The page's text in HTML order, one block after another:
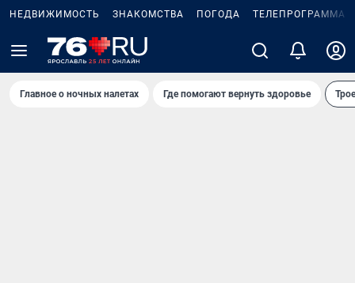
НЕДВИЖИМОСТЬ ЗНАКОМСТВА ПОГОДА ТЕЛЕПРОГРАММА
Главное о ночных налетах Где помогают вернуть здоровье